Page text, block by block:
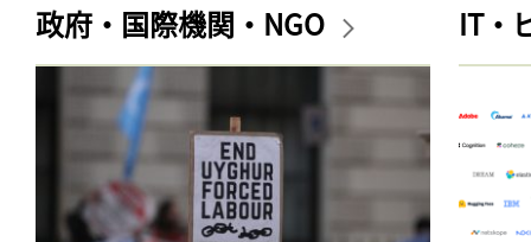
政府・国際機関・NGO IT・